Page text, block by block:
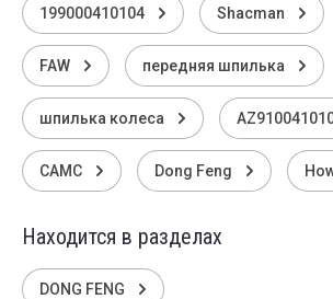
199000410104 Shacman
FAW передняя шпилька
шпилька колеса
CAMC Dong Feng
Находится в разделах
DONG FENG